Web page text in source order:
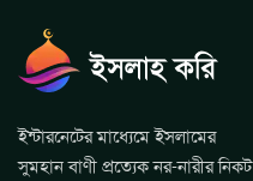
ইন্টারনেটের মাধ্যেমে ইসলামের
সুমহান বাণী প্রত্যেক নর-নারীর নিকট